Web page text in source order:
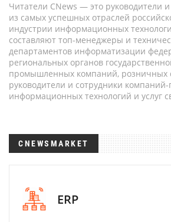
Читатели CNews — это руководители
из самых успешных отраслей
индустрии информационных
составляют топ-менеджеры и
департаментов информатизации
региональных органов
промышленных компаний, розничных
руководители и сотрудники
информационных технологий и услуг
CNEWSMARKET
ERP